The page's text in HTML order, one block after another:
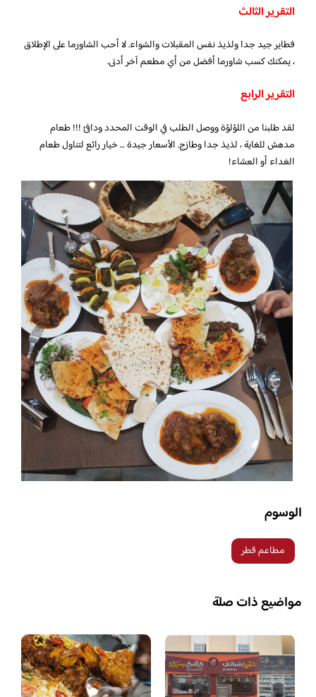
التقرير الثالث
فطاير جيد جدا ولذيذ نفس المقبلات والشواء. لا أحب الشاورما على الإطلاق
، يمكنك كسب شاورما أفضل من أي مطعم آخر أدنى.
التقرير الرابع
لقد طلبنا من اللؤلؤة ووصل الطلب في الوقت المحدد ودافئ !!! طعام
مدهش للغاية ، لذيذ جدا وطازج. الأسعار جيدة … خيار رائع لتناول طعام
الغداء أو العشاء!
الوسوم
مطاعم قطر
مواضيع ذات صلة